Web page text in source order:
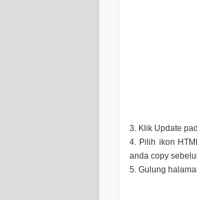
3. Klik Update
4. Pilih ikon
anda copy
5. Gulung